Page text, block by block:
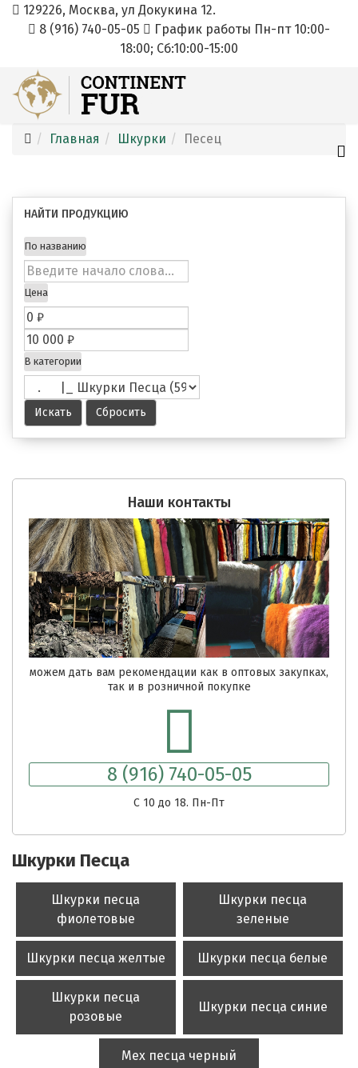
129226, Москва, ул Докукина 12.
8 (916) 740-05-05
График работы Пн-пт 10:00-
18:00; Cб:10:00-15:00
Главная Шкурки Песец
НАЙТИ ПРОДУКЦИЮ
По названию
Цена
В категории
Наши контакты
можем дать вам рекомендации как в оптовых закупках,
так и в розничной покупке
8 (916) 740-05-05
C 10 до 18. Пн-Пт
Шкурки Песца
Шкурки песца
фиолетовые
Шкурки песца
зеленые
Шкурки песца желтые Шкурки песца белые
Шкурки песца
розовые
Шкурки песца синие
Мех песца черный